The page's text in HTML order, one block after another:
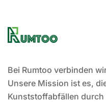
Bei Rumtoo verbinden
Unsere Mission ist es,
Kunststoffabfällen